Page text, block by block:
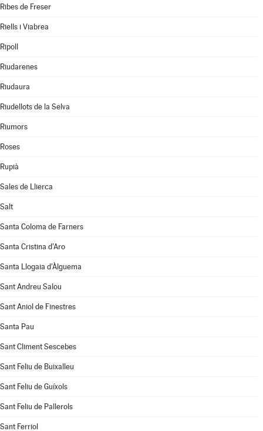
Ribes de Freser
Riells i Viabrea
Ripoll
Riudarenes
Riudaura
Riudellots de la Selva
Riumors
Roses
Rupià
Sales de Llierca
Salt
Santa Coloma de Farners
Santa Cristina d'Aro
Santa Llogaia d'Àlguema
Sant Andreu Salou
Sant Aniol de Finestres
Santa Pau
Sant Climent Sescebes
Sant Feliu de Buixalleu
Sant Feliu de Guíxols
Sant Feliu de Pallerols
Sant Ferriol